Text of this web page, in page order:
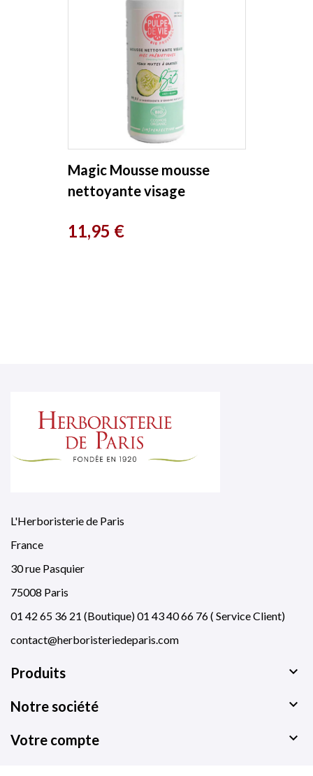
Magic Mousse mousse
nettoyante visage
Vie
Prix
11,95 €
L'Herboristerie de Paris
France
30 rue Pasquier
75008 Paris
01 42 65 36 21 (Boutique) 01 43 40 66 76 ( Service Client)
contact@herboristeriedeparis.com
Produits 
Notre société 
Votre compte 